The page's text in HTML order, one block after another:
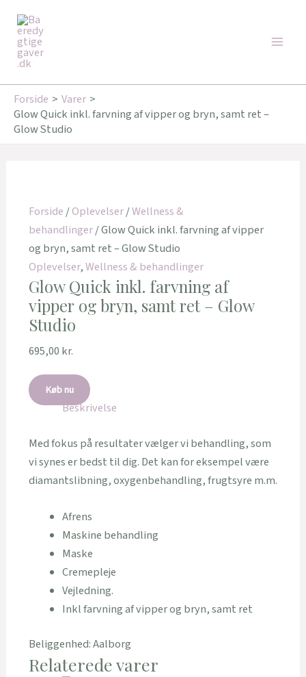
indholdet
Forside
Varer
Glow Quick inkl. farvning af vipper og bryn, samt ret –
Glow Studio
Forside/Oplevelser/Wellness &
behandlinger/ Glow Quick inkl. farvning af vipper
og bryn, samt ret – Glow Studio
Oplevelser,Wellness & behandlinger
Glow Quick inkl. farvning af
vipper og bryn, samt ret – Glow
Studio
695,00 kr.
Køb nu
Beskrivelse
Med fokus på resultater vælger vi behandling, som
vi synes er bedst til dig. Det kan for eksempel være
diamantslibning, oxygenbehandling, frugtsyre m.m.
​Afrens
​Maskine behandling
​Maske
​Cremepleje
​Vejledning.
Inkl farvning af vipper og bryn, samt ret
Beliggenhed: Aalborg
Relaterede varer